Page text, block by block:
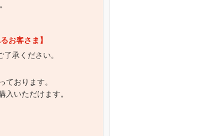
お客さま】
承ください。
ております。
入いただけます。